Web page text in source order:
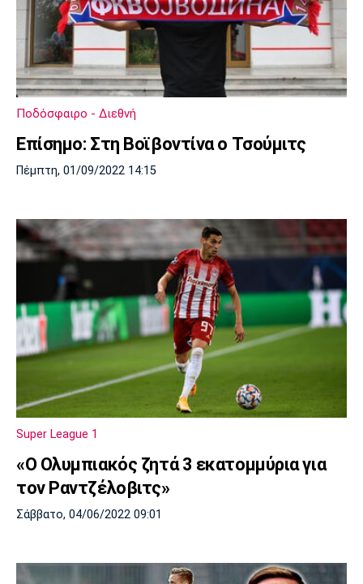
Μονακό
Ερυθρός
Αστέρας
Τότεναμ
Ποδόσφαιρο - Διεθνή
Επίσημο: Στη Βοϊβοντίνα ο Τσούμιτς
Πέμπτη, 01/09/2022 14:15
Super League 1
«Ο Ολυμπιακός ζητά 3 εκατομμύρια για
τον Ραντζέλοβιτς»
Σάββατο, 04/06/2022 09:01